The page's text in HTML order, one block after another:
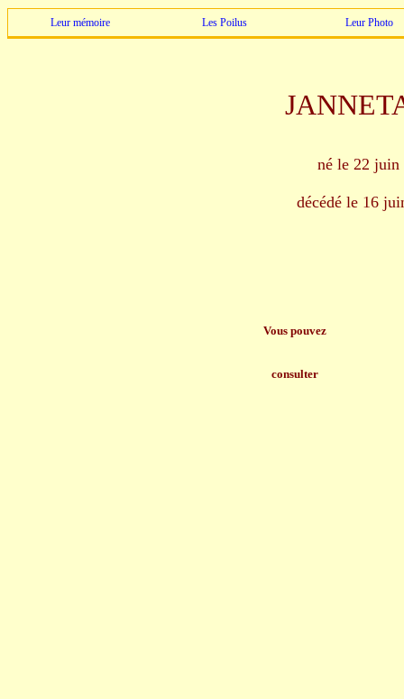
Leur mémoire Les Poilus Leur Photo
né le 22 juin
décédé le 16
Vous pouvez
consulter